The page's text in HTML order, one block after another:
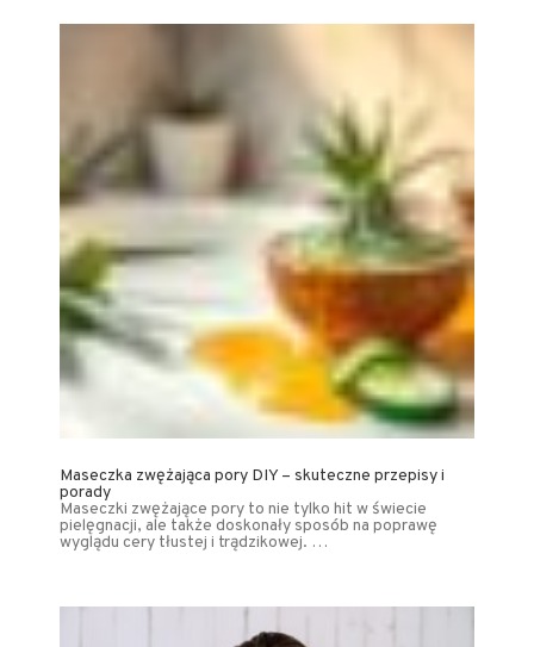
Maseczka zwężająca pory DIY – skuteczne przepisy i
porady
Maseczki zwężające pory to nie tylko hit w świecie
pielęgnacji, ale także doskonały sposób na poprawę
wyglądu cery tłustej i trądzikowej. …